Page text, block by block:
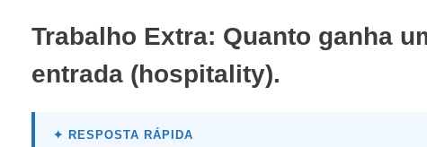
Trabalho Extra: Quanto ganha
entrada (hospitality).